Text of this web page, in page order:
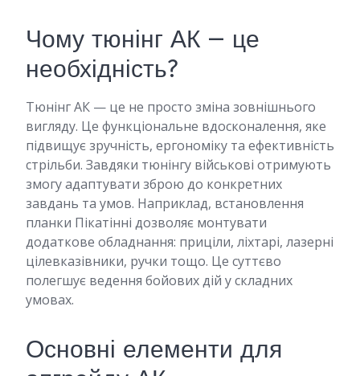
Чому тюнінг АК — це
необхідність?
Тюнінг АК — це не просто зміна зовнішнього
вигляду. Це функціональне вдосконалення, яке
підвищує зручність, ергономіку та ефективність
стрільби. Завдяки тюнінгу військові отримують
змогу адаптувати зброю до конкретних
завдань та умов. Наприклад, встановлення
планки Пікатінні дозволяє монтувати
додаткове обладнання: приціли, ліхтарі, лазерні
цілевказівники, ручки тощо. Це суттєво
полегшує ведення бойових дій у складних
умовах.
Основні елементи для